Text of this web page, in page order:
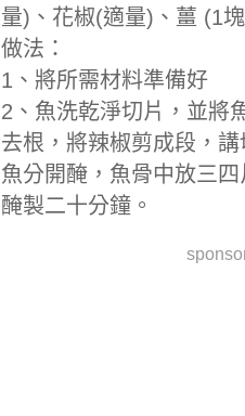
量)、花椒(適量)、薑 (1
做法：
1、將所需材料準備好
2、魚洗乾淨切片，並將
去根，將辣椒剪成段，
魚分開醃，魚骨中放三
醃製二十分鐘。